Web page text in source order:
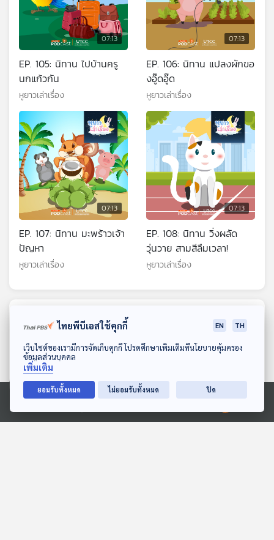
ดาวน์โหลด Thai PBS Podcast Application
Ⓒ 2020 องค์การกระจายเสียงและแพร่ภาพสาธารณะแห่งประเทศไทย
07:13
EP. 105: นิทาน ไปบ้านครู
นกแก้วกัน
หูยาวเล่าเรื่อง
07:13
EP. 106: นิทาน แปลงผักขอ
งอู๊ดอู๊ด
หูยาวเล่าเรื่อง
07:13
EP. 107: นิทาน มะพร้าวเจ้า
ปัญหา
หูยาวเล่าเรื่อง
07:13
EP. 108: นิทาน วิ่งผลัด
วุ่นวาย สามสีลืมเวลา!
หูยาวเล่าเรื่อง
07:13 07:13
ไทยพีบีเอสใช้คุกกี้ EN TH
เว็บไซต์ของเรามีการจัดเก็บคุกกี้ โปรดศึกษาเพิ่มเติมที่นโยบายคุ้มครอง
ข้อมูลส่วนบุคคล
เพิ่มเติม
ยอมรับทั้งหมด ไม่ยอมรับทั้งหมด ปิด